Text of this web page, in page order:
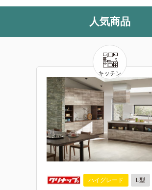
人気商品
ハイグレード L型